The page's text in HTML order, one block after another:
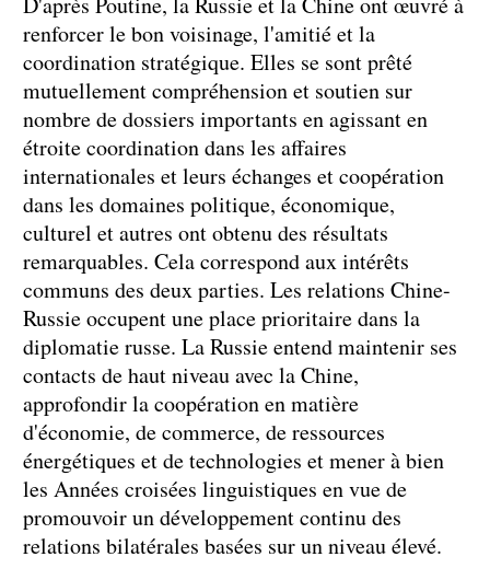
renforcer le bon voisinage, l'amitié et la
coordination stratégique. Elles se sont prêté
mutuellement compréhension et soutien sur
nombre de dossiers importants en agissant en
étroite coordination dans les affaires
internationales et leurs échanges et coopération
dans les domaines politique, économique,
culturel et autres ont obtenu des résultats
remarquables. Cela correspond aux intérêts
communs des deux parties. Les relations Chine-
Russie occupent une place prioritaire dans la
diplomatie russe. La Russie entend maintenir ses
contacts de haut niveau avec la Chine,
approfondir la coopération en matière
d'économie, de commerce, de ressources
énergétiques et de technologies et mener à bien
les Années croisées linguistiques en vue de
promouvoir un développement continu des
relations bilatérales basées sur un niveau élevé.